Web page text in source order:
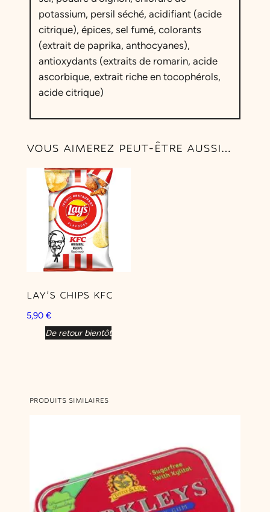
i
t
:
5
,
9
€
.
:
4
,
9
€
potassium, persil séché, acidifiant (acide
citrique), épices, sel fumé, colorants
(extrait de paprika, anthocyanes),
antioxydants (extraits de romarin, acide
ascorbique, extrait riche en tocophérols,
acide citrique)
VOUS AIMEREZ PEUT-ÊTRE AUSSI…
LAY’S CHIPS KFC
5,90 €
De retour bientôt
PRODUITS SIMILAIRES